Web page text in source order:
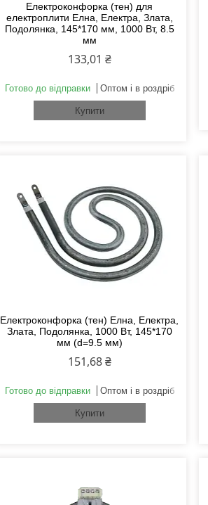
Електроконфорка (тен) для
електроплити Елна, Електра, Злата,
Подолянка, 145*170 мм, 1000 Вт, 8.5
мм
133,01 ₴
Готово до відправки Оптом і в роздріб
Купити
Електроконфорка (тен) Елна, Електра,
Злата, Подолянка, 1000 Вт, 145*170
мм (d=9.5 мм)
151,68 ₴
Готово до відправки Оптом і в роздріб
Купити